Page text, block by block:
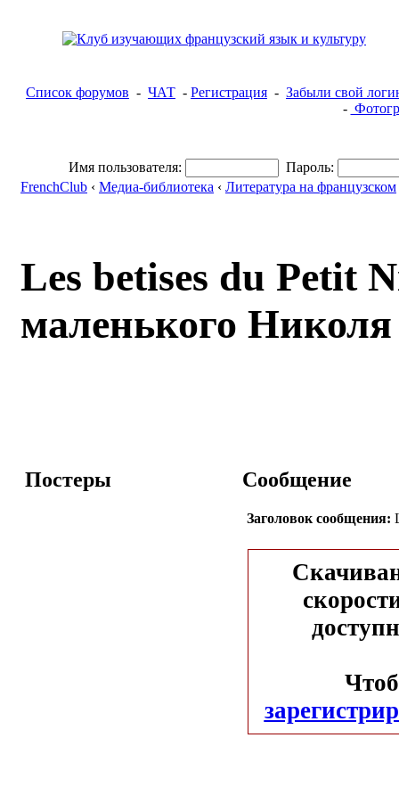
Список форумов - ЧАТ - Регистрация - Забыли свой
-
Имя пользователя:
Пароль:
FrenchClub ‹ Медиа-библиотека ‹ Литература на французском
Les betises du Petit
маленького Николя
Постеры Сообщение
Заголовок сообщения: